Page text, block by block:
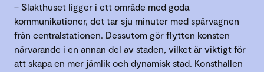
– Slakthuset ligger i ett område med goda
kommunikationer, det tar sju minuter med spårvagnen
från centralstationen. Dessutom gör flytten konsten
närvarande i en annan del av staden, vilket är viktigt för
att skapa en mer jämlik och dynamisk stad. Konsthallen